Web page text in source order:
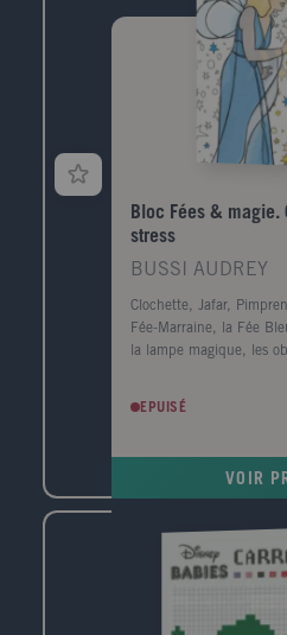
Bloc Fées &
stress
BUSSI AUDREY
Clochette, Jafar,
Fée-Marraine, la Fée
la lampe magique, les
d'animation Disney.
EPUISÉ
VOIR